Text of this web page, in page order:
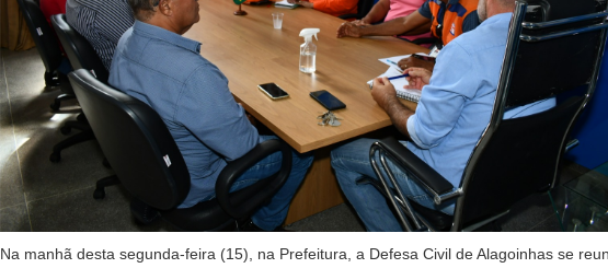
Na manhã desta segunda-feira (15), na Prefeitura, a Defesa Civil de Alagoinhas se